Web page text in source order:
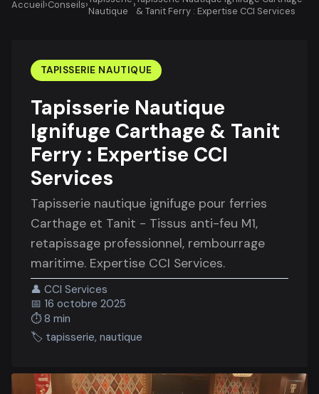
Accueil›Conseils›Nautique ›& Tanit Ferry : Expertise CCI Services
TAPISSERIE NAUTIQUE
Tapisserie Nautique
Ignifuge Carthage & Tanit
Ferry : Expertise CCI
Services
Tapisserie nautique ignifuge pour ferries
Carthage et Tanit - Tissus anti-feu M1,
retapissage professionnel, rembourrage
maritime. Expertise CCI Services.
👤CCI Services
📅 16 octobre 2025
⏱️8 min
🏷️ tapisserie, nautique